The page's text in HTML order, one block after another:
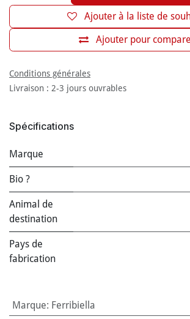
Ajouter pour
Ajouter à la liste de
Conditions générales
Livraison : 2-3 jours ouvrables
Spécifications
Marque
Bio ?
Animal de
destination
Pays de
fabrication
Marque: Ferribiella